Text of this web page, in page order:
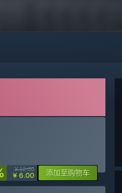
¥ 12.00
¥ 6.00 添加至购物车